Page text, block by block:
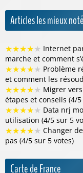
Articles les mieux
★★★★★ Internet
marche et comment
★★★★★ Problème
et comment les
★★★★★ Migrer
étapes et conseils (4/
★★★★★ Data nrj
utilisation (4/5 sur 5
★★★★★ Changer
pas (4/5 sur 5 votes)
Carte de France